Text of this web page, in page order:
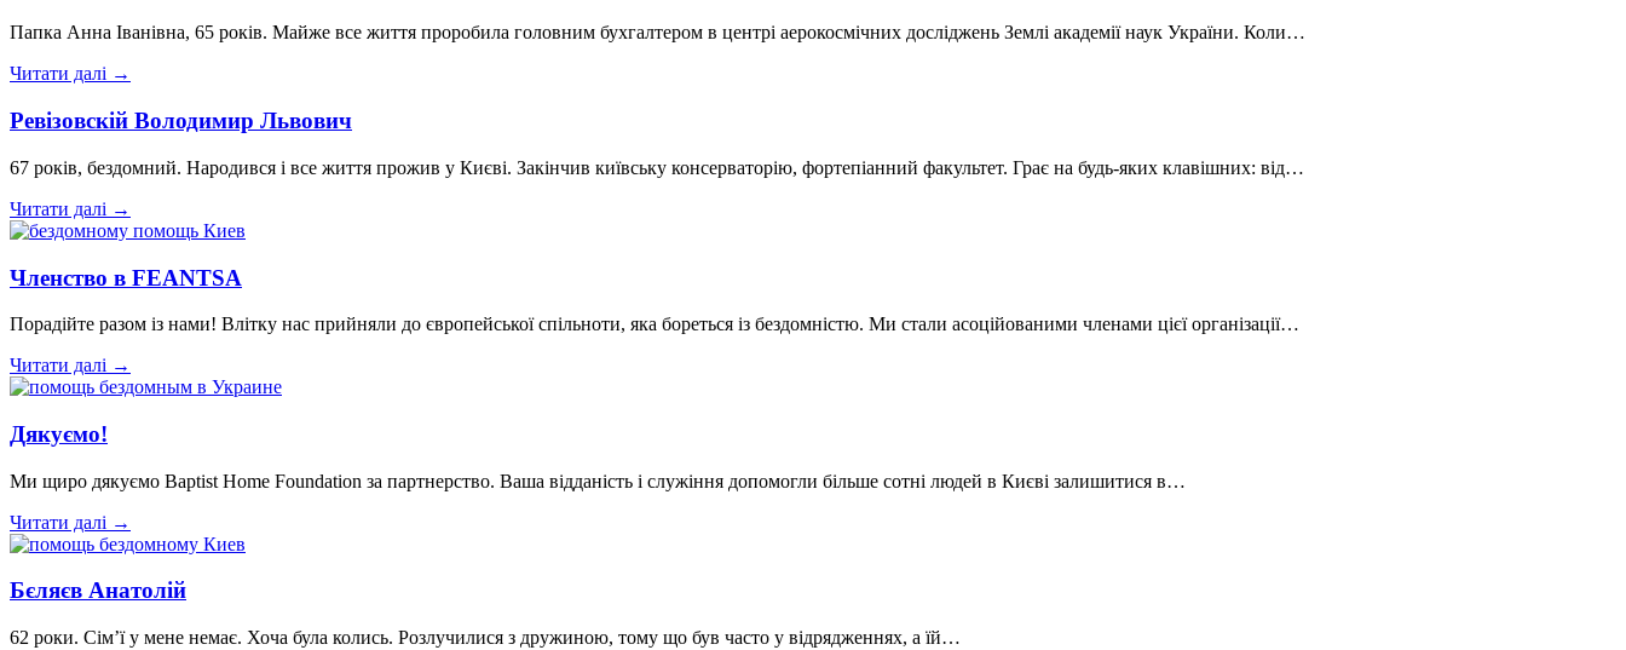
Папка Анна Іванівна, 65 років. Майже все життя проробила головним бухгалтером в центрі аерокосмічних досліджень Землі академії наук України. Коли…
Читати далі →
Ревізовскій Володимир Львович
67 років, бездомний. Народився і все життя прожив у Києві. Закінчив київську консерваторію, фортепіанний факультет. Грає на будь-яких клавішних: від…
Читати далі →
Членство в FEANTSA
Порадійте разом із нами! Влітку нас прийняли до європейської спільноти, яка бореться із бездомністю. Ми стали асоційованими членами цієї організації…
Читати далі →
Дякуємо!
Ми щиро дякуємо Baptist Home Foundation за партнерство. Ваша відданість і служіння допомогли більше сотні людей в Києві залишитися в…
Читати далі →
Бєляєв Анатолій
62 роки. Сім’ї у мене немає. Хоча була колись. Розлучилися з дружиною, тому що був часто у відрядженнях, а їй…